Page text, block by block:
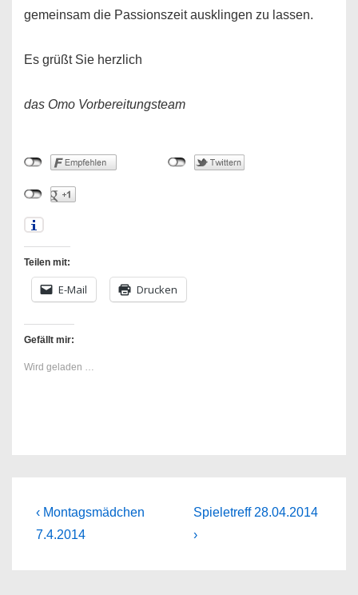
gemeinsam die Passionszeit ausklingen zu lassen.
Es grüßt Sie herzlich
das Omo Vorbereitungsteam
Teilen mit:
E-Mail Drucken
Gefällt mir:
Wird geladen …
Beitragsnavigation
Previous
Post
‹ Montagsmädchen
7.4.2014
Next
Post
Spieletreff 28.04.2014
›